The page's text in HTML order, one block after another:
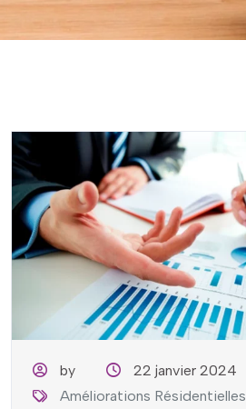
by
22 janvier 2024
Améliorations Résidentielles